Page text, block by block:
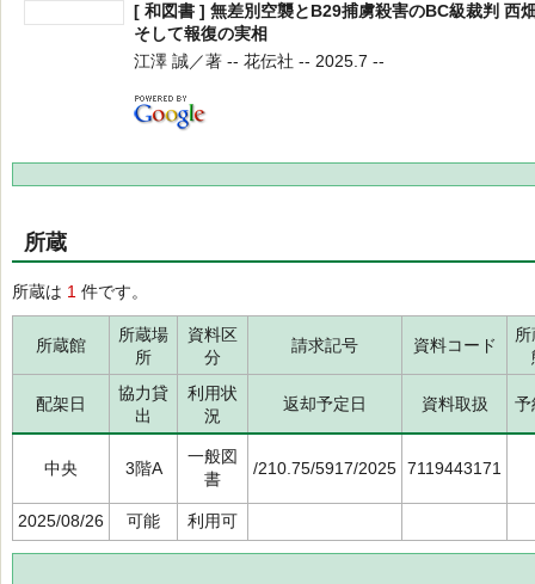
[ 和図書 ] 無差別空襲とB29捕虜殺害のBC級裁判 西
そして報復の実相
江澤 誠／著 -- 花伝社 -- 2025.7 --
所蔵
所蔵は 1 件です。
所蔵館
所蔵場
所
資料区
分
請求記号 資料コード
配架日
協力貸
出
利用状
況
返却予定日 資料取扱 予
中央 3階A
一般図
書
/210.75/5917/2025 7119443171
2025/08/26 可能 利用可